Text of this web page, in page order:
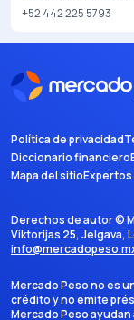
+52 442 225 5793
Política de privacidad
Diccionario financiero
Mapa del sitioExpertos
Derechos de autor ©
Viktorijas 25, Jelgava,
Mercado Peso no es
crédito y no emite
Mercado Peso